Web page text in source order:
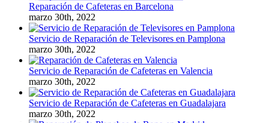
Reparación de Cafeteras en Barcelona
marzo 30th, 2022
Servicio de Reparación de Televisores en Pamplona
marzo 30th, 2022
Servicio de Reparación de Cafeteras en Valencia
marzo 30th, 2022
Servicio de Reparación de Cafeteras en Guadalajara
marzo 30th, 2022